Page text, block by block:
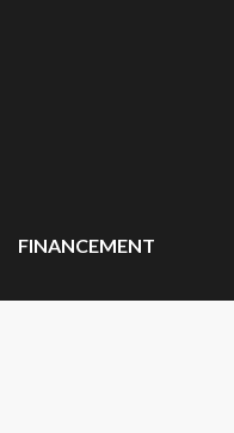
FINANCEMENT